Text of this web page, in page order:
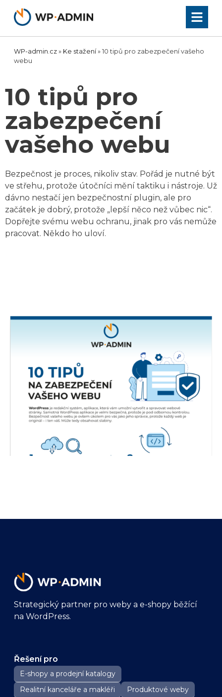
obsah
WP-admin.cz » Ke stažení» 10 tipů pro zabezpečení vašeho
webu
10 tipů pro
zabezpečení
vašeho webu
Bezpečnost je proces, nikoliv stav. Pořád je nutné být
ve střehu, protože útočníci mění taktiku i nástroje. Už
dávno nestačí jen bezpečnostní plugin, ale pro
začátek je dobrý, protože „lepší něco než vůbec nic“.
Dopřejte svému webu ochranu, jinak pro vás nemůže
pracovat. Někdo ho uloví.
Strategický partner pro weby a e-shopy běžící
na WordPress.
Řešení pro
E-shopy a prodejní katalogy
Realitní kanceláře a makléři
Produktové weby